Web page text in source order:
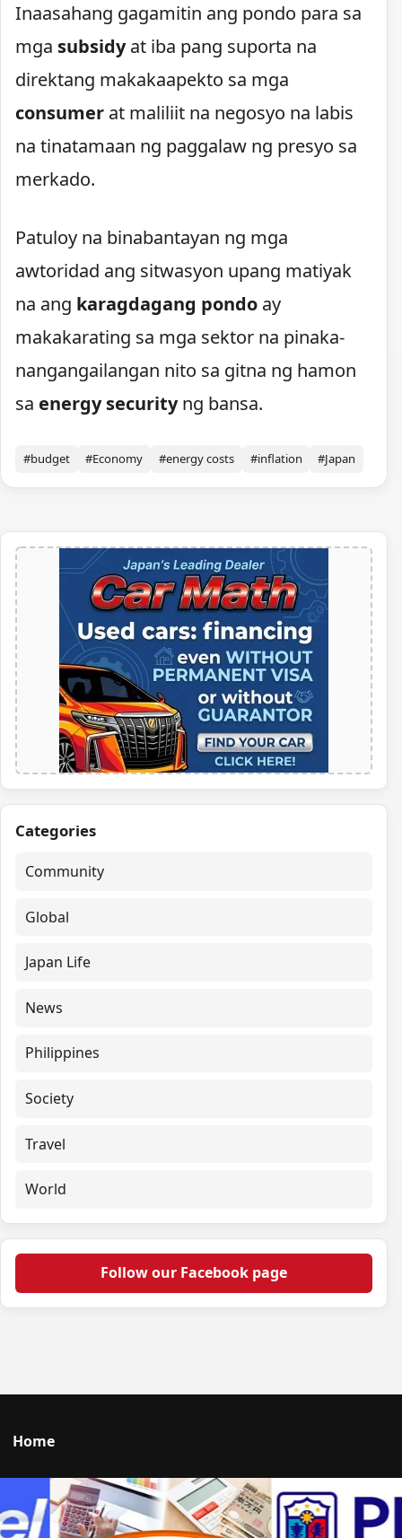
Inaasahang gagamitin ang pondo para sa
mga subsidyat iba pang suporta na
direktang makakaapekto sa mga
consumer at maliliit na negosyo na labis
na tinatamaan ng paggalaw ng presyo sa
merkado.
Patuloy na binabantayan ng mga
awtoridad ang sitwasyon upang matiyak
na ang karagdagang pondo ay
makakarating sa mga sektor na pinaka-
nangangailangan nito sa gitna ng hamon
sa energy securityng bansa.
#budget #Economy #energy costs #inflation #Japan
Categories
Community
Global
Japan Life
News
Philippines
Society
Travel
World
Follow our Facebook page
Home
Talk to us
© 2026 Portal Japan. All rights reserved.